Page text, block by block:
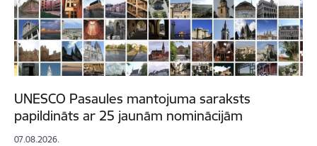
UNESCO Pasaules mantojuma saraksts
papildināts ar 25 jaunām nominācijām
07.08.2026.